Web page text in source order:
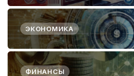
ЭКОНОМИКА
ФИНАНСЫ